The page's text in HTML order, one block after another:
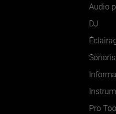
Audio
DJ
Pro